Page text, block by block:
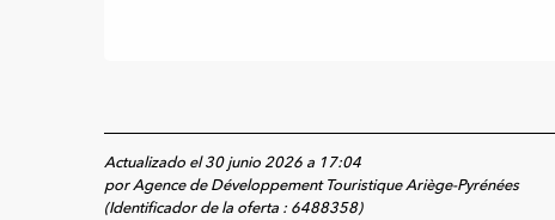
Actualizado el 30 junio 2026 a 17:04
por Agence de Développement Touristique Ariège-Pyrénées
(Identificador de la oferta : 6488358)